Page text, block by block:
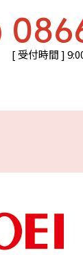
[ 受付時間 ]